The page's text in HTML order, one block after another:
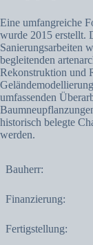
Eine umfangreiche
wurde 2015 erstellt.
Sanierungsarbeiten
begleitenden
Rekonstruktion und
umfassenden
historisch belegte
werden.
Bauherr:
Finanzierung:
Fertigstellung: